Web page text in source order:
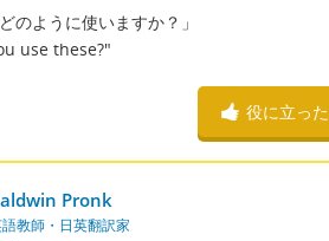
のように使いますか？」
use these?"
役に立った
Pronk
教師・日英翻訳家